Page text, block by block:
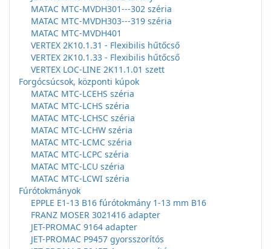
MATAC MTC-MVDH301---302 széria
MATAC MTC-MVDH303---319 széria
MATAC MTC-MVDH401
VERTEX 2K10.1.31 - Flexibilis hűtőcső
VERTEX 2K10.1.33 - Flexibilis hűtőcső
VERTEX LOC-LINE 2K11.1.01 szett
Forgócsúcsok, központi kúpok
MATAC MTC-LCEHS széria
MATAC MTC-LCHS széria
MATAC MTC-LCHSC széria
MATAC MTC-LCHW széria
MATAC MTC-LCMC széria
MATAC MTC-LCPC széria
MATAC MTC-LCU széria
MATAC MTC-LCWI széria
Fúrótokmányok
EPPLE E1-13 B16 fúrótokmány 1-13 mm B16
FRANZ MOSER 3021416 adapter
JET-PROMAC 9164 adapter
JET-PROMAC P9457 gyorsszorítós